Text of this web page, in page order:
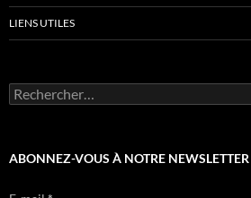
LIENS UTILES
Rechercher :
ABONNEZ-VOUS À NOTRE NEWSLETTER